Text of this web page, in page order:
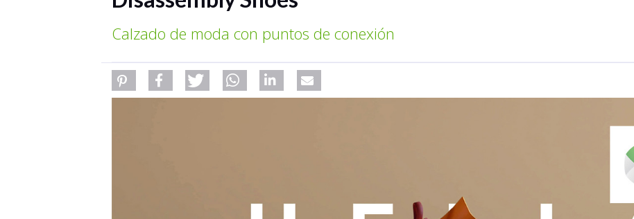
Calzado de moda con puntos de conexión